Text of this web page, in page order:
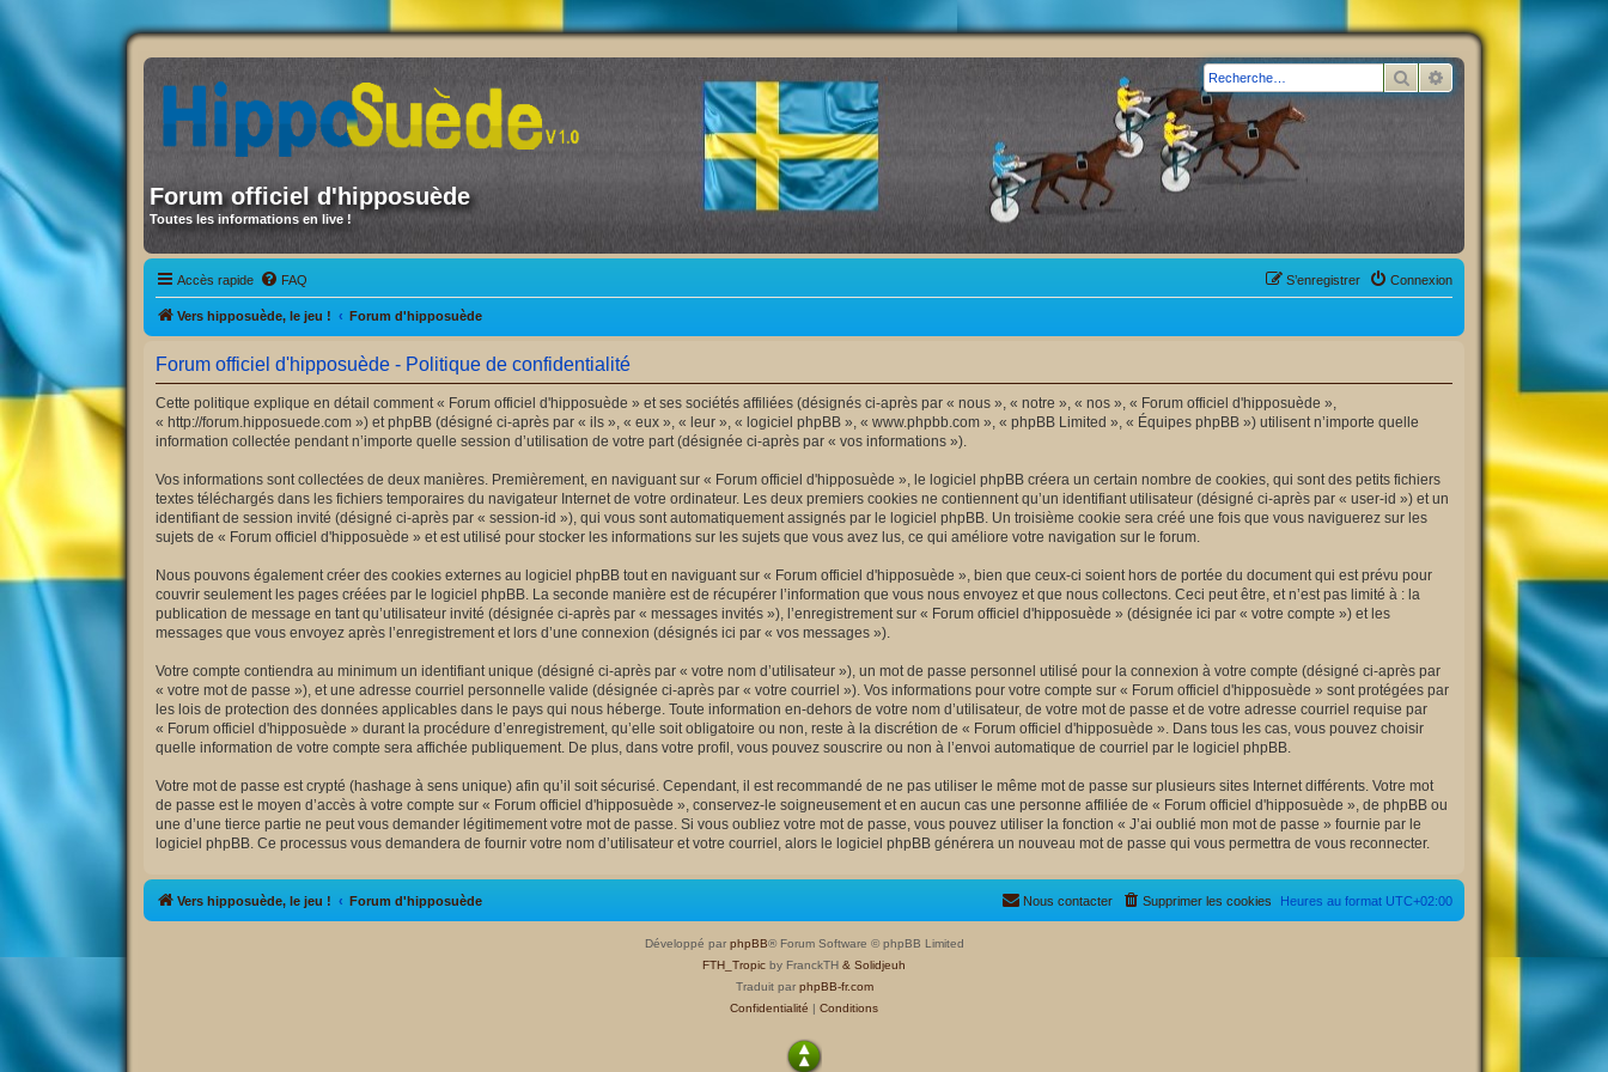
Forum officiel d'hipposuède
Toutes les informations en live !
Rechercher
Accès rapide FAQ Connexion
S’enregistrer
Vers hipposuède, le jeu ! Forum d'hipposuède
Forum officiel d'hipposuède - Politique de confidentialité
Cette politique explique en détail comment « Forum officiel d'hipposuède » et ses sociétés affiliées (désignés ci-après par « nous », « notre », « nos », « Forum officiel d'hipposuède »,
« http://forum.hipposuede.com ») et phpBB (désigné ci-après par « ils », « eux », « leur », « logiciel phpBB », « www.phpbb.com », « phpBB Limited », « Équipes phpBB ») utilisent n’importe quelle
information collectée pendant n’importe quelle session d’utilisation de votre part (désignée ci-après par « vos informations »).
Vos informations sont collectées de deux manières. Premièrement, en naviguant sur « Forum officiel d'hipposuède », le logiciel phpBB créera un certain nombre de cookies, qui sont des petits fichiers
textes téléchargés dans les fichiers temporaires du navigateur Internet de votre ordinateur. Les deux premiers cookies ne contiennent qu’un identifiant utilisateur (désigné ci-après par « user-id ») et un
identifiant de session invité (désigné ci-après par « session-id »), qui vous sont automatiquement assignés par le logiciel phpBB. Un troisième cookie sera créé une fois que vous naviguerez sur les
sujets de « Forum officiel d'hipposuède » et est utilisé pour stocker les informations sur les sujets que vous avez lus, ce qui améliore votre navigation sur le forum.
Nous pouvons également créer des cookies externes au logiciel phpBB tout en naviguant sur « Forum officiel d'hipposuède », bien que ceux-ci soient hors de portée du document qui est prévu pour
couvrir seulement les pages créées par le logiciel phpBB. La seconde manière est de récupérer l’information que vous nous envoyez et que nous collectons. Ceci peut être, et n’est pas limité à : la
publication de message en tant qu’utilisateur invité (désignée ci-après par « messages invités »), l’enregistrement sur « Forum officiel d'hipposuède » (désignée ici par « votre compte ») et les
messages que vous envoyez après l’enregistrement et lors d’une connexion (désignés ici par « vos messages »).
Votre compte contiendra au minimum un identifiant unique (désigné ci-après par « votre nom d’utilisateur »), un mot de passe personnel utilisé pour la connexion à votre compte (désigné ci-après par
« votre mot de passe »), et une adresse courriel personnelle valide (désignée ci-après par « votre courriel »). Vos informations pour votre compte sur « Forum officiel d'hipposuède » sont protégées par
les lois de protection des données applicables dans le pays qui nous héberge. Toute information en-dehors de votre nom d’utilisateur, de votre mot de passe et de votre adresse courriel requise par
« Forum officiel d'hipposuède » durant la procédure d’enregistrement, qu’elle soit obligatoire ou non, reste à la discrétion de « Forum officiel d'hipposuède ». Dans tous les cas, vous pouvez choisir
quelle information de votre compte sera affichée publiquement. De plus, dans votre profil, vous pouvez souscrire ou non à l’envoi automatique de courriel par le logiciel phpBB.
Votre mot de passe est crypté (hashage à sens unique) afin qu’il soit sécurisé. Cependant, il est recommandé de ne pas utiliser le même mot de passe sur plusieurs sites Internet différents. Votre mot
de passe est le moyen d’accès à votre compte sur « Forum officiel d'hipposuède », conservez-le soigneusement et en aucun cas une personne affiliée de « Forum officiel d'hipposuède », de phpBB ou
une d’une tierce partie ne peut vous demander légitimement votre mot de passe. Si vous oubliez votre mot de passe, vous pouvez utiliser la fonction « J’ai oublié mon mot de passe » fournie par le
logiciel phpBB. Ce processus vous demandera de fournir votre nom d’utilisateur et votre courriel, alors le logiciel phpBB générera un nouveau mot de passe qui vous permettra de vous reconnecter.
Vers hipposuède, le jeu ! Forum d'hipposuède Heures au format UTC+02:00
Supprimer les cookies
Nous contacter
Développé par phpBB® Forum Software © phpBB Limited
FTH_Tropic by FranckTH & Solidjeuh
Traduit par phpBB-fr.com
Confidentialité | Conditions